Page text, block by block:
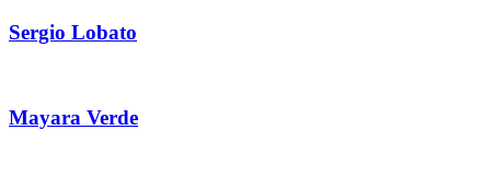
Sergio Lobato
Mayara Verde